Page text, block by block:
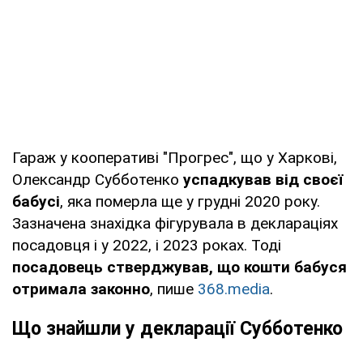
Гараж у кооперативі "Прогрес", що у Харкові,
Олександр Субботенко успадкував від своєї
бабусі, яка померла ще у грудні 2020 року.
Зазначена знахідка фігурувала в деклараціях
посадовця і у 2022, і 2023 роках. Тоді
посадовець стверджував, що кошти бабуся
отримала законно, пише 368.media.
Що знайшли у декларації Субботенко